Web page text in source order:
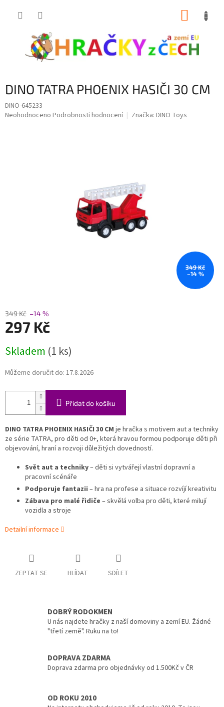
DINO TATRA PHOENIX HASIČI 30 CM
DINO-645233
Průměrné
Neohodnoceno Podrobnosti hodnocení Značka: DINO Toys
349 Kč
–14 %
349 Kč –14 %
297 Kč
cena:
Skladem (1 ks)
Můžeme doručit do: 17.8.2026
Přidat do košíku
DINO TATRA PHOENIX HASIČI 30 CM je hračka s motivem aut a techniky
ze série TATRA, pro děti od 0+, která hravou formou podporuje děti při
objevování, hraní a rozvoji důležitých dovedností.
Svět aut a techniky– děti si vytvářejí vlastní dopravní a
pracovní scénáře
Podporuje fantazii – hra na profese a situace rozvíjí kreativitu
Zábava pro malé řidiče – skvělá volba pro děti, které milují
vozidla a stroje
Detailní informace
ZEPTAT SE HLÍDAT SDÍLET
DOBRÝ RODOKMEN
U nás najdete hračky z naší domoviny a zemí EU. Žádné
"třetí země". Ruku na to!
DOPRAVA ZDARMA
Doprava zdarma pro objednávky od 1.500Kč v ČR
OD ROKU 2010